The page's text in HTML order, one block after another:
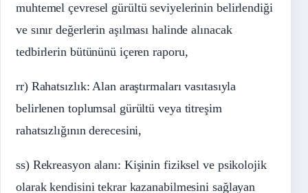
muhtemel çevresel gürültü seviyelerinin belirlendiği
ve sınır değerlerin aşılması halinde alınacak
tedbirlerin bütününü içeren raporu,
rr) Rahatsızlık: Alan araştırmaları vasıtasıyla
belirlenen toplumsal gürültü veya titreşim
rahatsızlığının derecesini,
ss) Rekreasyon alanı: Kişinin fiziksel ve psikolojik
olarak kendisini tekrar kazanabilmesini sağlayan